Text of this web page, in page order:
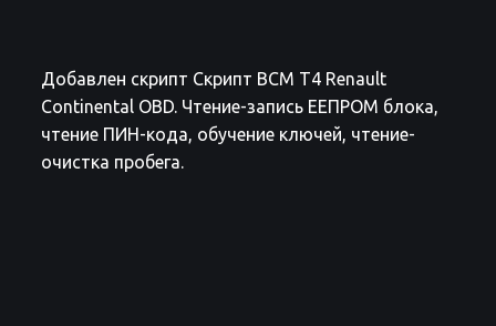
Добавлен скрипт Скрипт BCM T4 Renault
Continental OBD. Чтение-запись ЕЕПРОМ блока,
чтение ПИН-кода, обучение ключей, чтение-
очистка пробега.